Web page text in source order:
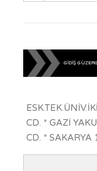
GİDİŞ
CD. * GAZİ
CD. * SAKARYA